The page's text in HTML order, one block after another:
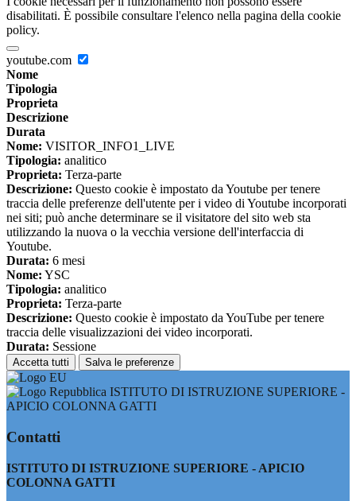
disabilitati. È possibile consultare l'elenco nella pagina della cookie
policy.
youtube.com
Nome
Tipologia
Proprieta
Descrizione
Durata
Nome: VISITOR_INFO1_LIVE
Tipologia: analitico
Proprieta: Terza-parte
Descrizione: Questo cookie è impostato da Youtube per tenere
traccia delle preferenze dell'utente per i video di Youtube incorporati
nei siti; può anche determinare se il visitatore del sito web sta
utilizzando la nuova o la vecchia versione dell'interfaccia di
Youtube.
Durata: 6 mesi
Nome: YSC
Tipologia: analitico
Proprieta: Terza-parte
Descrizione: Questo cookie è impostato da YouTube per tenere
traccia delle visualizzazioni dei video incorporati.
Durata: Sessione
Accetta tutti Salva le preferenze
ISTITUTO DI ISTRUZIONE SUPERIORE -
APICIO COLONNA GATTI
Contatti
ISTITUTO DI ISTRUZIONE SUPERIORE - APICIO
COLONNA GATTI